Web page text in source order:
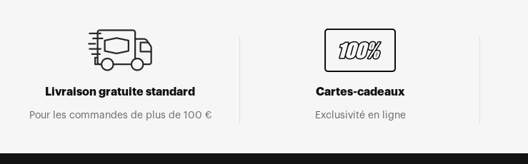
Livraison gratuite standard
Pour les commandes de plus de 100 €
Cartes-cadeaux
Exclusivité en ligne